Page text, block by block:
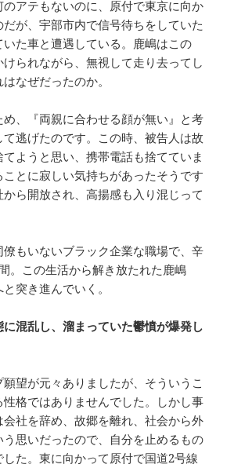
アテもないのに、原付で東京に向か
が、宇部市内で信号待ちをしていた
た車と遭遇している。鹿嶋はこの
られながら、無視して走り去ってし
なぜだったのか。
め、『両親に合わせる顔が無い』と考
て逃げたのです。この時、被告人は故
ようと思い、携帯電話も捨てていま
とに寂しい気持ちがあったそうです
ら開放され、高揚感も入り混じって
もいないブラック企業な職場で、辛
。この生活から解き放たれた鹿嶋
突き進んでいく。
混乱し、溜まっていた鬱憤が爆発し
願望が元々ありましたが、そういうこ
性格ではありませんでした。しかし事
社を辞め、故郷を離れ、社会から外
思いだったので、自分を止めるもの
た。東に向かって原付で国道2号線